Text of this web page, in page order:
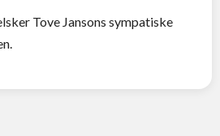
Tove Jansons sympatiske